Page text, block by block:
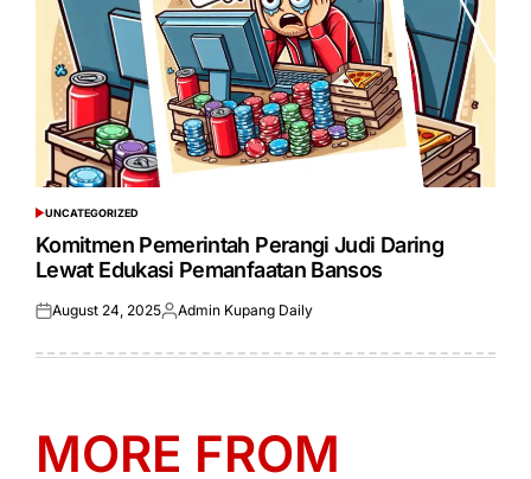
POSTED
IN
UNCATEGORIZED
Komitmen Pemerintah Perangi Judi Daring
Lewat Edukasi Pemanfaatan Bansos
Posted
August 24, 2025Posted
Admin Kupang Daily
MORE FROM